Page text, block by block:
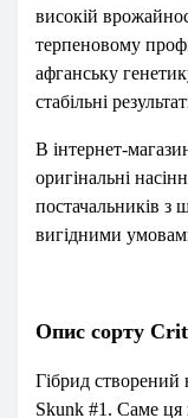
високій
терпеновому
афганську
стабільні
В інтернет-
оригінальні
постачальників з
вигідними
Опис сорту
Гібрид створений
Skunk #1. Саме ця